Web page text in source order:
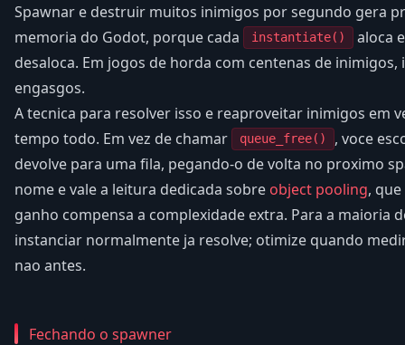
Spawnar e destruir muitos inimigos por segundo gera
memoria do Godot, porque cada
instantiate()
aloca
desaloca. Em jogos de horda com centenas de inimigos,
engasgos.
A tecnica para resolver isso e reaproveitar inimigos em
tempo todo. Em vez de chamar
queue_free()
, voce
devolve para uma fila, pegando-o de volta no proximo
nome e vale a leitura dedicada sobreobject pooling,
ganho compensa a complexidade extra. Para a maioria
instanciar normalmente ja resolve; otimize quando
nao antes.
Fechando o spawner